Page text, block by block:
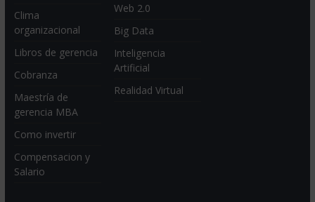
Clima
organizacional
Libros de gerencia
Cobranza
Maestría de
gerencia MBA
Como invertir
Compensacion y
Salario
Web 2.0
Big Data
Inteligencia
Artificial
Realidad Virtual